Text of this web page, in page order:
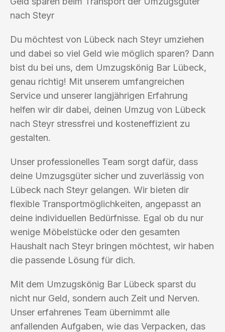
nach Steyr
Du möchtest von Lübeck nach Steyr umziehen
und dabei so viel Geld wie möglich sparen? Dann
bist du bei uns, dem Umzugskönig Bar Lübeck,
genau richtig! Mit unserem umfangreichen
Service und unserer langjährigen Erfahrung
helfen wir dir dabei, deinen Umzug von Lübeck
nach Steyr stressfrei und kosteneffizient zu
gestalten.
Unser professionelles Team sorgt dafür, dass
deine Umzugsgüter sicher und zuverlässig von
Lübeck nach Steyr gelangen. Wir bieten dir
flexible Transportmöglichkeiten, angepasst an
deine individuellen Bedürfnisse. Egal ob du nur
wenige Möbelstücke oder den gesamten
Haushalt nach Steyr bringen möchtest, wir haben
die passende Lösung für dich.
Mit dem Umzugskönig Bar Lübeck sparst du
nicht nur Geld, sondern auch Zeit und Nerven.
Unser erfahrenes Team übernimmt alle
anfallenden Aufgaben, wie das Verpacken, das